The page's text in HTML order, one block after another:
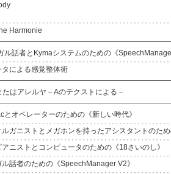
Harmonie
ル話者とKymaシステムのための《
タによる感覚整体術
たはアレルヤ－Aのテクストによる－
とオペレーターのための《新しい時代》
ガニストとメガホンを持ったアシスタントのた
ニストとコンピュータのための《18さいのし》
話者のための《SpeechManager V2》